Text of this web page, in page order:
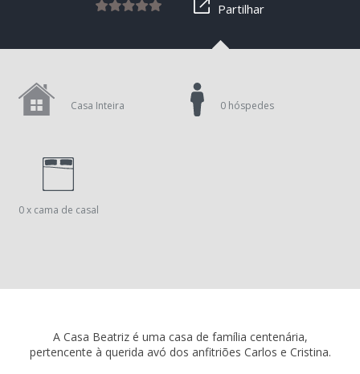
Partilhar
Casa Inteira
0 x cama de casal
0 hóspedes
A Casa Beatriz é uma casa de família centenária,
pertencente à querida avó dos anfitriões Carlos e Cristina.